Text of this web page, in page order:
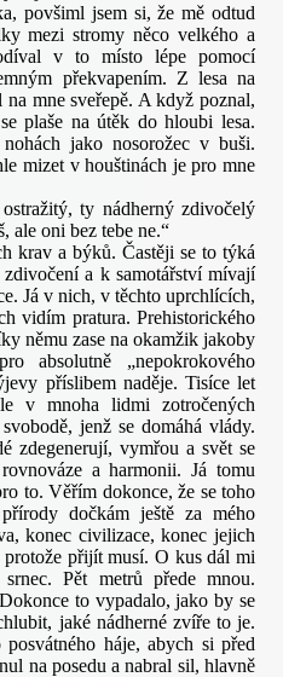
povšiml jsem si, že mě odtud
mezi stromy něco velkého a
v to místo lépe pomocí
překvapením. Z lesa na
mne sveřepě. A když poznal,
plaše na útěk do hloubi lesa.
jako nosorožec v buši.
mizet v houštinách je pro mne
ty nádherný zdivočelý
ale oni bez tebe ne.“
krav a býků. Častěji se to týká
a k samotářství mívají
Já v nich, v těchto uprchlících,
vidím pratura. Prehistorického
němu zase na okamžik jakoby
absolutně „nepokrokového
příslibem naděje. Tisíce let
v mnoha lidmi zotročených
jenž se domáhá vlády.
zdegenerují, vymřou a svět se
a harmonii. Já tomu
to. Věřím dokonce, že se toho
dočkám ještě za mého
konec civilizace, konec jejich
přijít musí. O kus dál mi
Pět metrů přede mnou.
to vypadalo, jako by se
jaké nádherné zvíře to je.
háje, abych si před
na posedu a nabral sil, hlavně